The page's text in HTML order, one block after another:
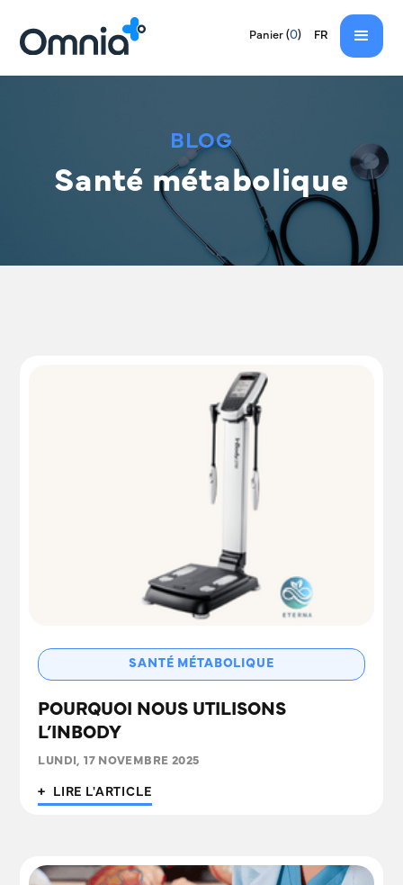
Panier (0) FR
BLOG
Santé métabolique
SANTÉ MÉTABOLIQUE
POURQUOI NOUS UTILISONS
L’INBODY
LUNDI, 17 NOVEMBRE 2025
+ LIRE L'ARTICLE